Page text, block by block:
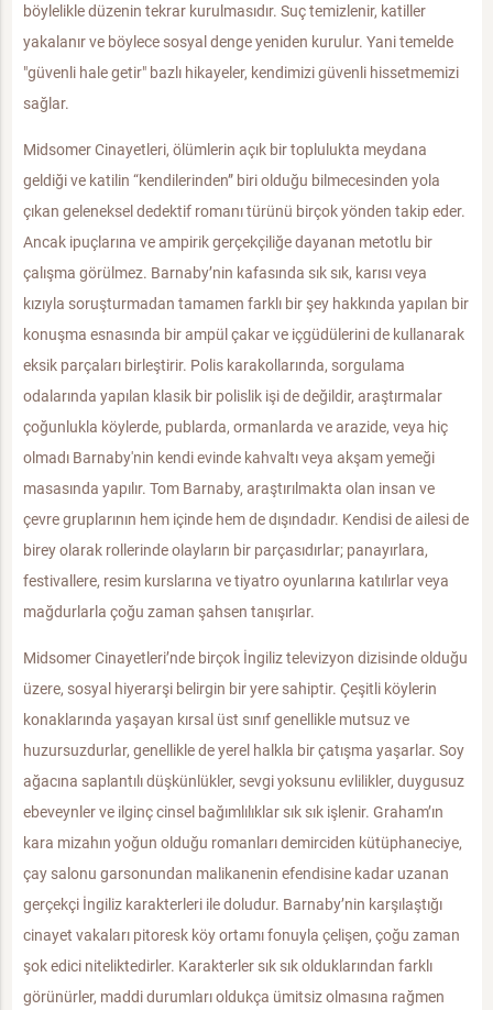
böylelikle düzenin tekrar kurulmasıdır. Suç temizlenir, katiller
yakalanır ve böylece sosyal denge yeniden kurulur. Yani temelde
"güvenli hale getir" bazlı hikayeler, kendimizi güvenli hissetmemizi
sağlar.
Midsomer Cinayetleri, ölümlerin açık bir toplulukta meydana
geldiği ve katilin “kendilerinden” biri olduğu bilmecesinden yola
çıkan geleneksel dedektif romanı türünü birçok yönden takip eder.
Ancak ipuçlarına ve ampirik gerçekçiliğe dayanan metotlu bir
çalışma görülmez. Barnaby’nin kafasında sık sık, karısı veya
kızıyla soruşturmadan tamamen farklı bir şey hakkında yapılan bir
konuşma esnasında bir ampül çakar ve içgüdülerini de kullanarak
eksik parçaları birleştirir. Polis karakollarında, sorgulama
odalarında yapılan klasik bir polislik işi de değildir, araştırmalar
çoğunlukla köylerde, publarda, ormanlarda ve arazide, veya hiç
olmadı Barnaby'nin kendi evinde kahvaltı veya akşam yemeği
masasında yapılır. Tom Barnaby, araştırılmakta olan insan ve
çevre gruplarının hem içinde hem de dışındadır. Kendisi de ailesi de
birey olarak rollerinde olayların bir parçasıdırlar; panayırlara,
festivallere, resim kurslarına ve tiyatro oyunlarına katılırlar veya
mağdurlarla çoğu zaman şahsen tanışırlar.
Midsomer Cinayetleri’nde birçok İngiliz televizyon dizisinde olduğu
üzere, sosyal hiyerarşi belirgin bir yere sahiptir. Çeşitli köylerin
konaklarında yaşayan kırsal üst sınıf genellikle mutsuz ve
huzursuzdurlar, genellikle de yerel halkla bir çatışma yaşarlar. Soy
ağacına saplantılı düşkünlükler, sevgi yoksunu evlilikler, duygusuz
ebeveynler ve ilginç cinsel bağımlılıklar sık sık işlenir. Graham’ın
kara mizahın yoğun olduğu romanları demirciden kütüphaneciye,
çay salonu garsonundan malikanenin efendisine kadar uzanan
gerçekçi İngiliz karakterleri ile doludur. Barnaby’nin karşılaştığı
cinayet vakaları pitoresk köy ortamı fonuyla çelişen, çoğu zaman
şok edici niteliktedirler. Karakterler sık sık olduklarından farklı
görünürler, maddi durumları oldukça ümitsiz olmasına rağmen